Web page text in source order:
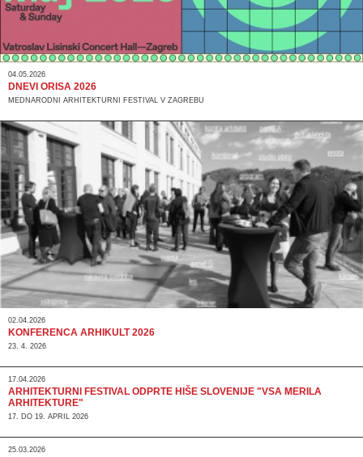
04.05.2026
DNEVI ORISA 2026
MEDNARODNI ARHITEKTURNI FESTIVAL V ZAGREBU
02.04.2026
KONFERENCA ARHIKULT 2026
23. 4. 2026
17.04.2026
ARHITEKTURNI FESTIVAL ODPRTE HIŠE SLOVENIJE "VSA MERILA
ARHITEKTURE"
17. DO 19. APRIL 2026
25.03.2026